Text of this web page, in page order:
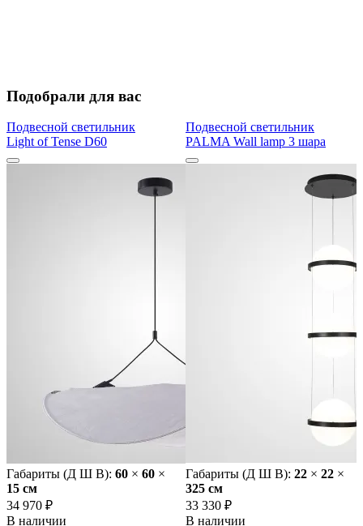
Подобрали для вас
Подвесной светильник
Light of Tense D60
Габариты (Д Ш В): 60 × 60 ×
15 cм
34 970 ₽
В наличии
Подвесной светильник
PALMA Wall lamp 3 шара
Габариты (Д Ш В): 22 × 22 ×
325 cм
33 330 ₽
В наличии